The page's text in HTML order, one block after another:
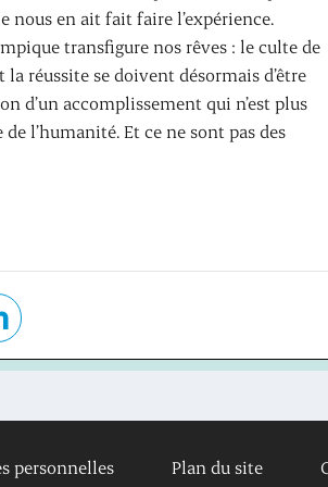
nous en ait fait faire l’expérience.
transfigure nos rêves : le culte de
réussite se doivent désormais d’être
d’un accomplissement qui n’est plus
l’humanité. Et ce ne sont pas des
personnelles Plan du site